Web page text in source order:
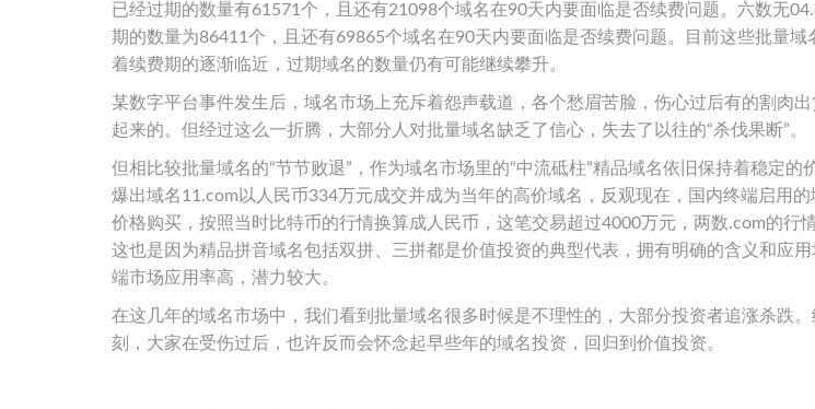
已经过期的数量有61571个，且还有21098个域名在90天内要面临是否续费问题。六数无
期的数量为86411个，且还有69865个域名在90天内要面临是否续费问题。目前这些批量
着续费期的逐渐临近，过期域名的数量仍有可能继续攀升。
某数字平台事件发生后，域名市场上充斥着怨声载道，各个愁眉苦脸，伤心过后有的割肉
起来的。但经过这么一折腾，大部分人对批量域名缺乏了信心，失去了以往的“杀伐果断”。
但相比较批量域名的“节节败退”，作为域名市场里的“中流砥柱”精品域名依旧保持着稳定的
爆出域名11.com以人民币334万元成交并成为当年的高价域名，反观现在，国内终端启用
价格购买，按照当时比特币的行情换算成人民币，这笔交易超过4000万元，两数.com的行
这也是因为精品拼音域名包括双拼、三拼都是价值投资的典型代表，拥有明确的含义和应
端市场应用率高，潜力较大。
在这几年的域名市场中，我们看到批量域名很多时候是不理性的，大部分投资者追涨杀跌
刻，大家在受伤过后，也许反而会怀念起早些年的域名投资，回归到价值投资。